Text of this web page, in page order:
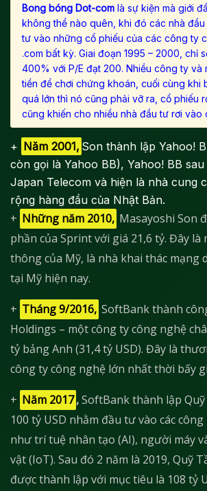
Bong bóng Dot-com là sự kiện mà giới
không thể nào quên, khi đó các nhà
tư vào những cổ phiếu của các công ty
.com bất kỳ. Giai đoạn 1995 – 2000, chỉ
400% với P/E đạt 200. Nhiều công ty và
tiền để chơi chứng khoán, cuối cùng khi
quá lớn thì nó cũng phải vỡ ra, cổ phiếu
cũng khiến cho nhiều nhà đầu tư rơi vào
+ Năm 2001, Son thành lập Yahoo!
còn gọi là Yahoo BB), Yahoo! BB
Japan Telecom và hiện là nhà cung
rộng hàng đầu của Nhật Bản.
+ Những năm 2010, Masayoshi Son
phần của Sprint với giá 21,6 tỷ. Đây là
thông của Mỹ, là nhà khai thác mạng
tại Mỹ hiện nay.
+ Tháng 9/2016, SoftBank thành
Holdings – một công ty công nghệ
tỷ bảng Anh (31,4 tỷ USD). Đây là
công ty công nghệ lớn nhất thời bấy
+ Năm 2017,SoftBank thành lập
100 tỷ USD nhằm đầu tư vào các
như trí tuệ nhân tạo (AI), người máy
vật (IoT). Sau đó 2 năm là 2019, Quỹ
được thành lập với mục tiêu là 108 tỷ